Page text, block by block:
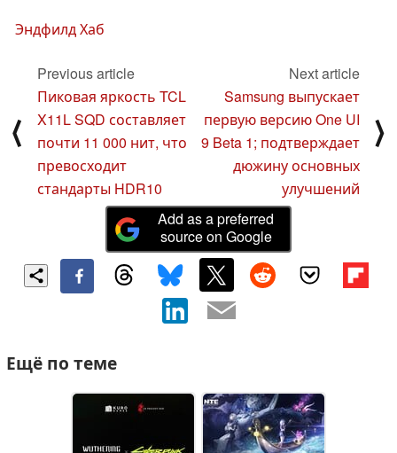
Эндфилд Хаб
⟨
Previous article
Пиковая яркость TCL
X11L SQD составляет
почти 11 000 нит, что
превосходит
стандарты HDR10
Next article
Samsung выпускает
первую версию One UI
9 Beta 1; подтверждает
дюжину основных
улучшений
⟩
Add as a preferred
source on Google
Ещё по теме